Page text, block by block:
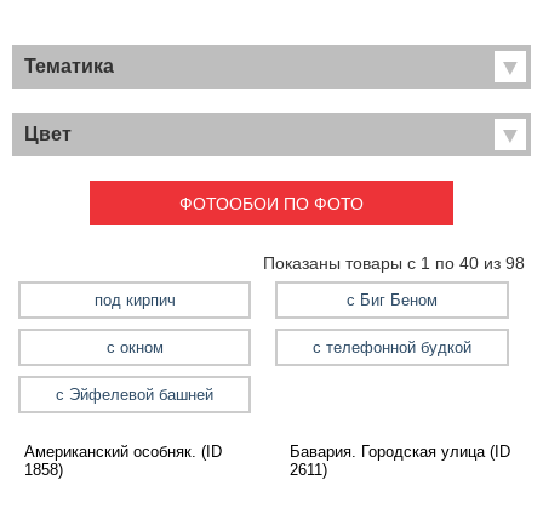
Тематика
Хиты продаж
Фрески
Детские
Карты
Перспектива
Города
Живопись
Природа
Моря и пляжи
Цветы и растения
Животный мир
Спорт
Небо и космос
с Биг Беном
с окном
Цвет
ФОТООБОИ ПО ФОТО
Показаны товары с 1 по 40 из 98
под кирпич с Биг Беном
с окном с телефонной будкой
с Эйфелевой башней
Американский особняк. (ID
1858)
Бавария. Городская улица (ID
2611)